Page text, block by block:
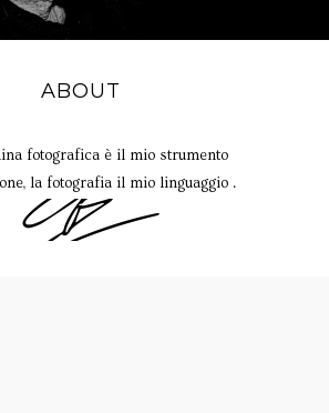
ABOUT
fotografica è il mio strumento
la fotografia il mio linguaggio .